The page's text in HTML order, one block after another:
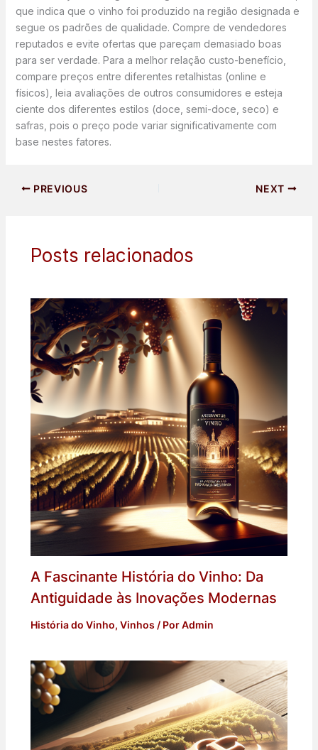
que indica que o vinho foi produzido na região designada e
segue os padrões de qualidade. Compre de vendedores
reputados e evite ofertas que pareçam demasiado boas
para ser verdade. Para a melhor relação custo-benefício,
compare preços entre diferentes retalhistas (online e
físicos), leia avaliações de outros consumidores e esteja
ciente dos diferentes estilos (doce, semi-doce, seco) e
safras, pois o preço pode variar significativamente com
base nestes fatores.
PREVIOUS NEXT
Posts relacionados
A Fascinante História do Vinho: Da
Antiguidade às Inovações Modernas
História do Vinho, Vinhos / PorAdmin